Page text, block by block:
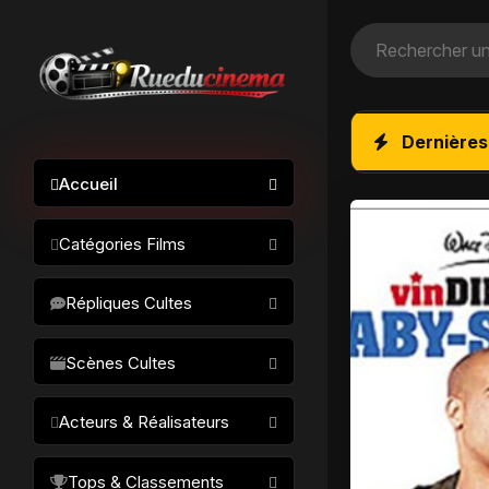
Accueil
Catégories Films
Science-fiction
Drame / Thriller
Comédie/humour
Horreur
Fantastique
Répliques Cultes
Scènes Cultes
Acteurs & Réalisateurs
Tops & Classements